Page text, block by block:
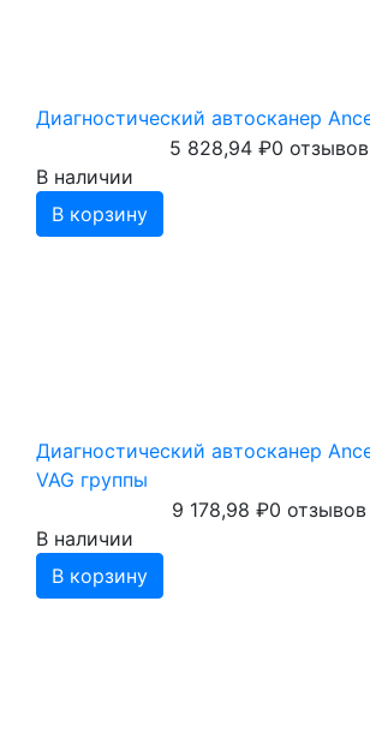
Диагностический автосканер
5 828,94 ₽0 отзывов
В наличии
В корзину
Диагностический автосканер
VAG группы
9 178,98 ₽0 отзывов
В наличии
В корзину